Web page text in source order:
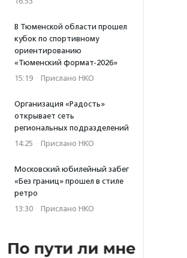
В Тюменской области прошел
кубок по спортивному
ориентированию
«Тюменский формат-2026»
15:19 · Прислано НКО
Организация «Радость»
открывает сеть
региональных подразделений
14:25 · Прислано НКО
Московский юбилейный забег
«Без границ» прошел в стиле
ретро
13:30 · Прислано НКО